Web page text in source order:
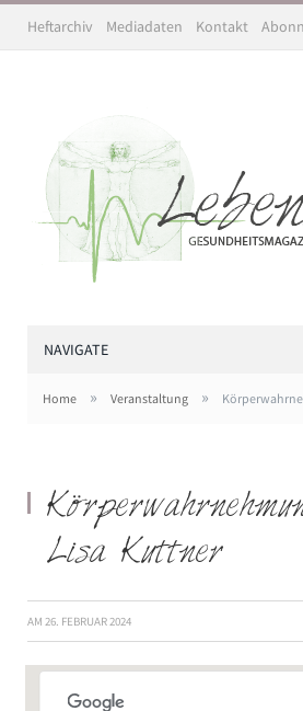
Heftarchiv Mediadaten Kontakt
NAVIGATE
Home » Veranstaltung »
Lisa Kuttner
AM 26. FEBRUAR 2024